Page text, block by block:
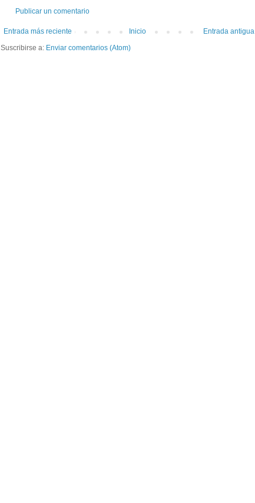
Publicar un comentario
Entrada más reciente Entrada antigua
Inicio
Suscribirse a: Enviar comentarios (Atom)